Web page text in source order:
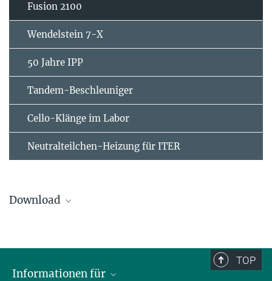
Fusion 2100
Wendelstein 7-X
50 Jahre IPP
Tandem-Beschleuniger
Cello-Klänge im Labor
Neutralteilchen-Heizung für ITER
Download
TOP
Informationen für